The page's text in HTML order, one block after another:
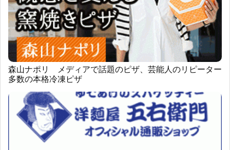
森山ナポリ メディアで話題のピザ、芸能人のリピーター
多数の本格冷凍ピザ